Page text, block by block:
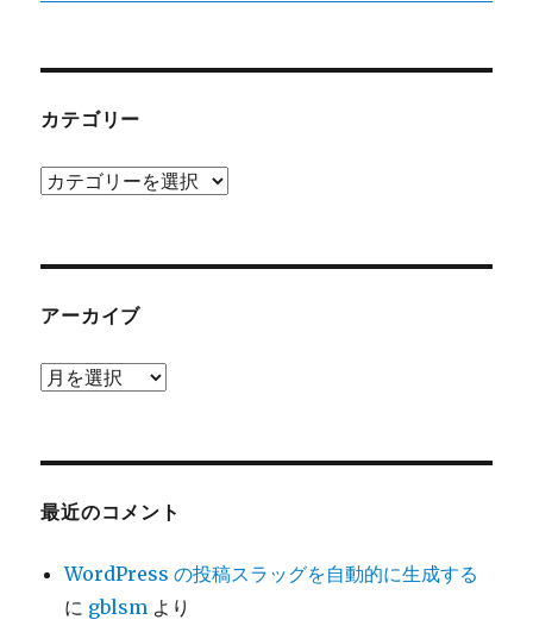
カテゴリー
カ
ー
アーカイブ
ア
ブ
最近のコメント
WordPress の投稿スラッグを自動的に生成する
に gblsm より